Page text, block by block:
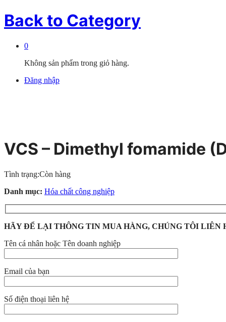
Back to Category
0
Không sản phẩm trong giỏ hàng.
Đăng nhập
VCS – Dimethyl fomamide
Tình trạng:Còn hàng
Danh mục: Hóa chất công nghiệp
HÃY ĐỂ LẠI THÔNG TIN MUA HÀNG, CHÚNG TÔI LIÊN
Tên cá nhân hoặc Tên doanh nghiệp
Email của bạn
Số điện thoại liên hệ